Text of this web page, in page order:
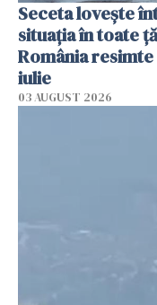
Seceta lovește
situația în toate
România
iulie
03 AUGUST 2026